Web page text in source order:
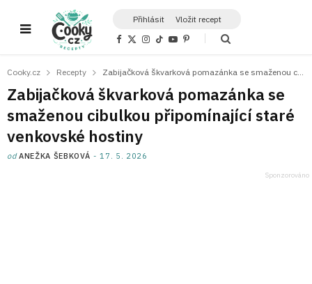
Přihlásit Vložit recept
F
b
o
k
X
i
t
r
)
I
a
r
a
m
T
o
Y
u
e
P
e
e
s
t
Cooky.cz Recepty
Zabijačková škvarková pomazánka se
smaženou cibulkou připomínající staré
venkovské hostiny
odANEŽKA ŠEBKOVÁ 17. 5. 2026